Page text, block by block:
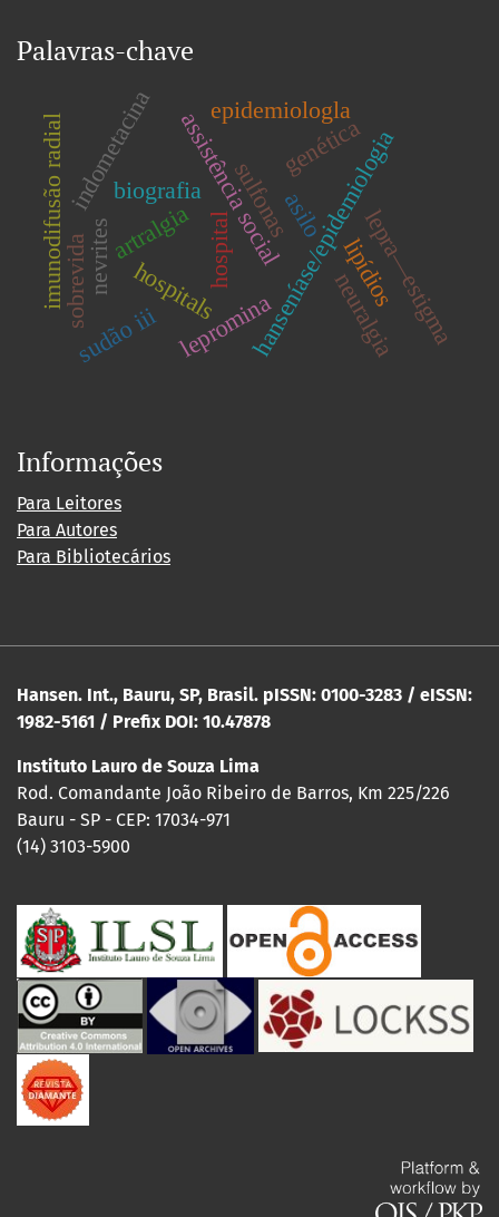
Palavras-chave
hanseníase/epidemiologia
biografia
artralgia
indometacina sulfonas
hospitals
assistência social
hospital asilo
epidemiologla
nevrites
sobrevida lepra—estigma
lipídios
sudão iii neuralgia
imunodifusão radial
lepromina
genética
Informações
Para Leitores
Para Autores
Para Bibliotecários
Hansen. Int., Bauru, SP, Brasil. pISSN: 0100-3283 / eISSN:
1982-5161 / Prefix DOI: 10.47878
Instituto Lauro de Souza Lima
Rod. Comandante João Ribeiro de Barros, Km 225/226
Bauru - SP - CEP: 17034-971
(14) 3103-5900